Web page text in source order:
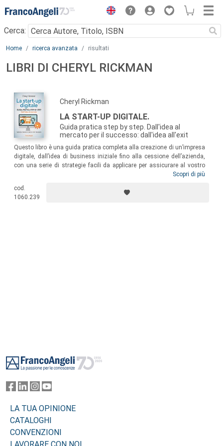
Menu
Cerca:
Main content
Home ricerca avanzata risultati
LIBRI DI CHERYL RICKMAN
Cheryl Rickman
LA START-UP DIGITALE.
Guida pratica step by step. Dall'idea al
mercato per il successo: dall'idea all'exit
Questo libro è una guida pratica completa alla creazione di un’impresa
digitale, dall’idea di business iniziale fino alla cessione dell’azienda,
con una serie di strategie facili da applicare per assicurare al vostro
business online un successo duraturo. La giusta combinazione di
tratte dai business leader fa di questo manuale una guida sicura
attraverso tutti i passaggi del business digitale.
Scopri di più
cod.
1060.239
LA TUA OPINIONE
CATALOGHI
CONVENZIONI